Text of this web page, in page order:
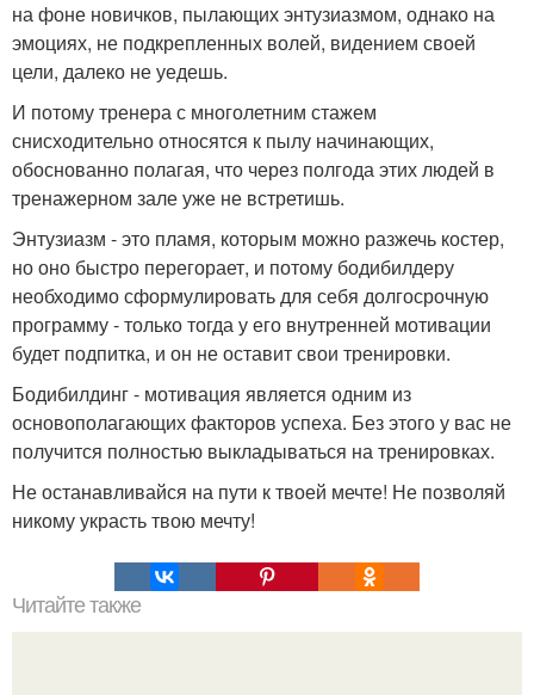
на фоне новичков, пылающих энтузиазмом, однако на
эмоциях, не подкрепленных волей, видением своей
цели, далеко не уедешь.
И потому тренера с многолетним стажем
снисходительно относятся к пылу начинающих,
обоснованно полагая, что через полгода этих людей в
тренажерном зале уже не встретишь.
Энтузиазм - это пламя, которым можно разжечь костер,
но оно быстро перегорает, и потому бодибилдеру
необходимо сформулировать для себя долгосрочную
программу - только тогда у его внутренней мотивации
будет подпитка, и он не оставит свои тренировки.
Бодибилдинг - мотивация является одним из
основополагающих факторов успеха. Без этого у вас не
получится полностью выкладываться на тренировках.
Не останавливайся на пути к твоей мечте! Не позволяй
никому украсть твою мечту!
Читайте также